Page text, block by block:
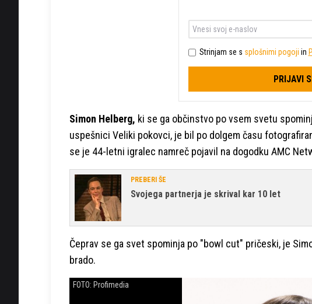
Strinjam se s splošnimi pogoji in
PRIJAVI
Simon Helberg, ki se ga občinstvo po vsem svetu
uspešnici Veliki pokovci, je bil po dolgem času
se je 44-letni igralec namreč pojavil na dogodku AMC
PREBERI ŠE
Svojega partnerja je skrival kar 10 let
Čeprav se ga svet spominja po "bowl cut" pričeski, je
brado.
FOTO: Profimedia